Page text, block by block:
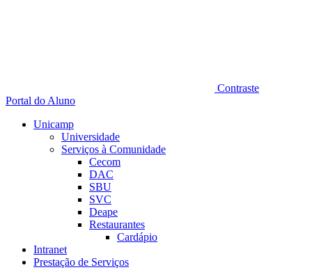
Contraste
Portal do Aluno
Unicamp
Universidade
Serviços à Comunidade
Cecom
DAC
SBU
SVC
Deape
Restaurantes
Cardápio
Intranet
Prestação de Serviços